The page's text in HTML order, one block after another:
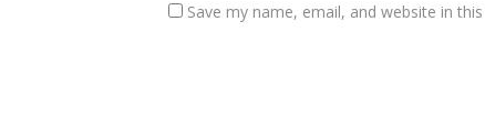
Save my name, email, and website in